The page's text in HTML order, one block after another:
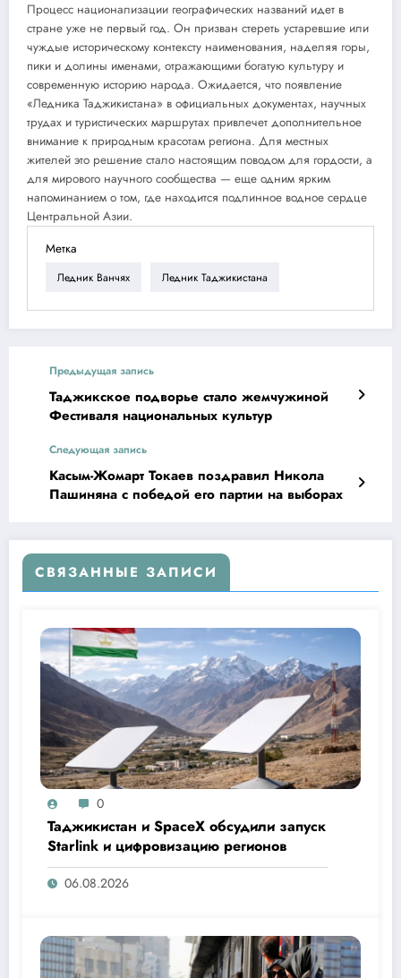
Процесс национализации географических названий идет в
стране уже не первый год. Он призван стереть устаревшие или
чуждые историческому контексту наименования, наделяя горы,
пики и долины именами, отражающими богатую культуру и
современную историю народа. Ожидается, что появление
«Ледника Таджикистана» в официальных документах, научных
трудах и туристических маршрутах привлечет дополнительное
внимание к природным красотам региона. Для местных
жителей это решение стало настоящим поводом для гордости, а
для мирового научного сообщества — еще одним ярким
напоминанием о том, где находится подлинное водное сердце
Центральной Азии.
Метка
Ледник Ванчях Ледник Таджикистана
Предыдущая запись
Таджикское подворье стало жемчужиной
Фестиваля национальных культур
Следующая запись
Касым-Жомарт Токаев поздравил Никола
Пашиняна с победой его партии на выборах
СВЯЗАННЫЕ ЗАПИСИ
0
Таджикистан и SpaceX обсудили запуск
Starlink и цифровизацию регионов
06.08.2026